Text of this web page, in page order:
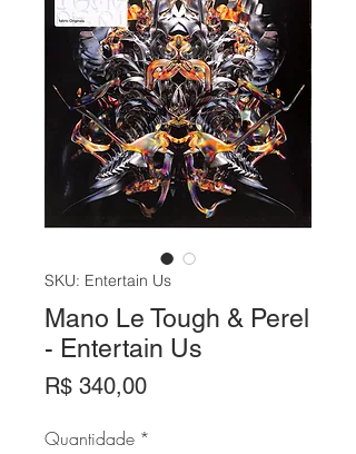
SKU: Entertain Us
Mano Le Tough & Perel
- Entertain Us
R$ 340,00Preço
Quantidade *